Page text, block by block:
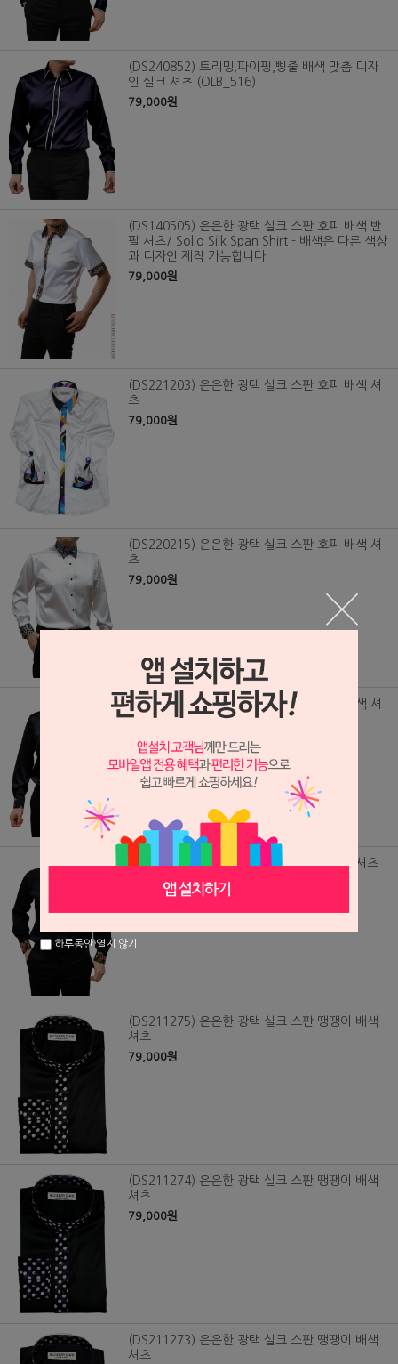
(DS240852) 트리밍,파이핑,삥줄 배색 맞춤 디자
인 실크 셔츠 (OLB_516)
79,000원
(DS140505) 은은한 광택 실크 스판 호피 배색 반
팔 셔츠/ Solid Silk Span Shirt - 배색은 다른 색상
과 디자인 제작 가능합니다
79,000원
(DS221203) 은은한 광택 실크 스판 호피 배색 셔
츠
79,000원
(DS220215) 은은한 광택 실크 스판 호피 배색 셔
츠
79,000원
(DS220214) 은은한 광택 실크 스판 승마 배색 셔
츠
79,000원
(DS220213) 나비 배색 디자인 레이온 배색 셔츠
79,000원
(DS211275) 은은한 광택 실크 스판 땡땡이 배색
셔츠
79,000원
(DS211274) 은은한 광택 실크 스판 땡땡이 배색
셔츠
79,000원
(DS211273) 은은한 광택 실크 스판 땡땡이 배색
셔츠
하루동안 열지 않기